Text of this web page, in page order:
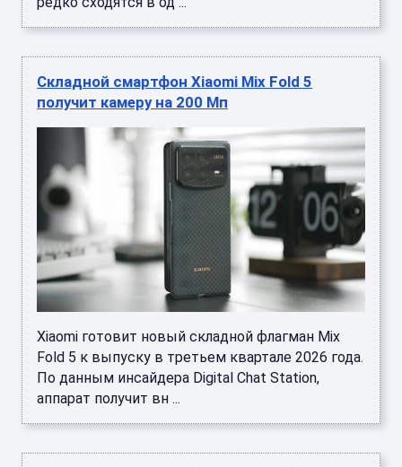
Складной смартфон Xiaomi Mix Fold 5
получит камеру на 200 Мп
Xiaomi готовит новый складной флагман Mix
Fold 5 к выпуску в третьем квартале 2026 года.
По данным инсайдера Digital Chat Station,
аппарат получит вн ...